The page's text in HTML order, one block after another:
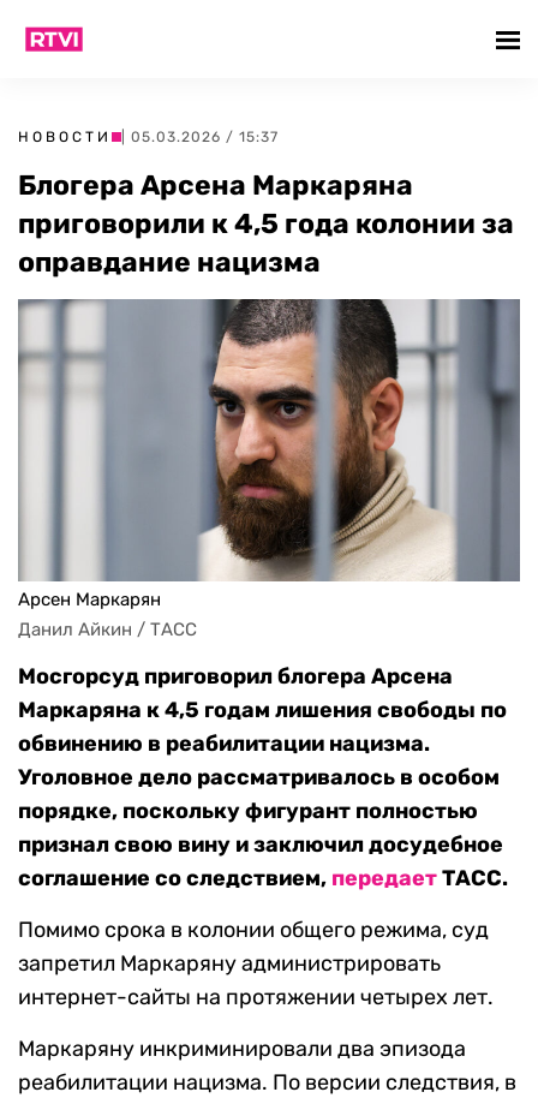
НОВОСТИ | 05.03.2026 / 15:37
Блогера Арсена Маркаряна
приговорили к 4,5 года колонии за
оправдание нацизма
Арсен Маркарян
Данил Айкин / ТАСС
Мосгорсуд приговорил блогера Арсена
Маркаряна к 4,5 годам лишения свободы по
обвинению в реабилитации нацизма.
Уголовное дело рассматривалось в особом
порядке, поскольку фигурант полностью
признал свою вину и заключил досудебное
соглашение со следствием, передаетТАСС.
Помимо срока в колонии общего режима, суд
запретил Маркаряну администрировать
интернет-сайты на протяжении четырех лет.
Маркаряну инкриминировали два эпизода
реабилитации нацизма. По версии следствия, в